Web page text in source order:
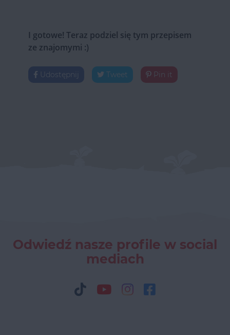
I gotowe! Teraz podziel się tym przepisem
ze znajomymi :)
Udostępnij Tweet Pin it
Odwiedź nasze profile w social
mediach